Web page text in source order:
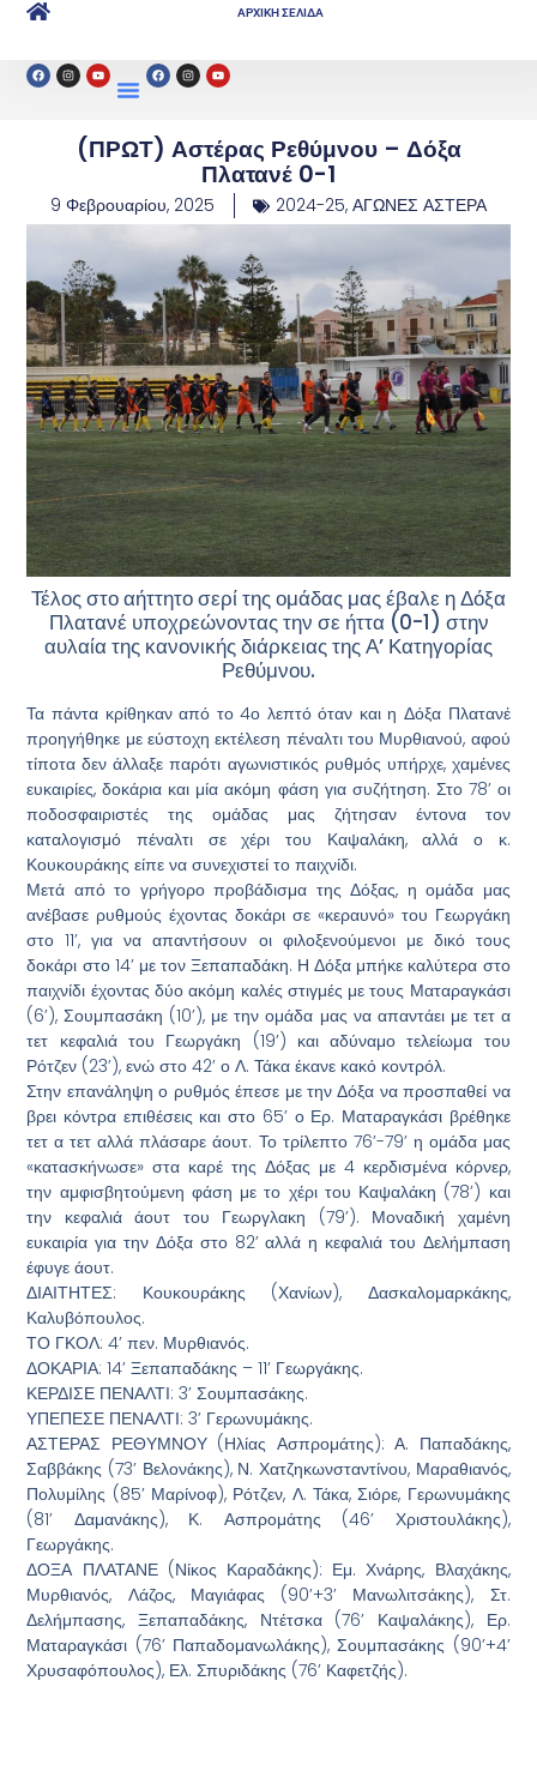
ΑΡΧΙΚΗ ΣΕΛΙΔΑ
(ΠΡΩΤ) Αστέρας Ρεθύμνου – Δόξα
Πλατανέ 0-1
9 Φεβρουαρίου, 2025 2024-25, ΑΓΩΝΕΣ ΑΣΤΕΡΑ
Τέλος στο αήττητο σερί της ομάδας μας έβαλε η Δόξα
Πλατανέ υποχρεώνοντας την σε ήττα (0-1) στην
αυλαία της κανονικής διάρκειας της Α’ Κατηγορίας
Ρεθύμνου.
Τα πάντα κρίθηκαν από το 4ο λεπτό όταν και η Δόξα Πλατανέ
προηγήθηκε με εύστοχη εκτέλεση πέναλτι του Μυρθιανού, αφού
τίποτα δεν άλλαξε παρότι αγωνιστικός ρυθμός υπήρχε, χαμένες
ευκαιρίες, δοκάρια και μία ακόμη φάση για συζήτηση. Στο 78’ οι
ποδοσφαιριστές της ομάδας μας ζήτησαν έντονα τον
καταλογισμό πέναλτι σε χέρι του Καψαλάκη, αλλά ο κ.
Κουκουράκης είπε να συνεχιστεί το παιχνίδι.
Μετά από το γρήγορο προβάδισμα της Δόξας, η ομάδα μας
ανέβασε ρυθμούς έχοντας δοκάρι σε «κεραυνό» του Γεωργάκη
στο 11’, για να απαντήσουν οι φιλοξενούμενοι με δικό τους
δοκάρι στο 14’ με τον Ξεπαπαδάκη. Η Δόξα μπήκε καλύτερα στο
παιχνίδι έχοντας δύο ακόμη καλές στιγμές με τους Ματαραγκάσι
(6’), Σουμπασάκη (10’), με την ομάδα μας να απαντάει με τετ α
τετ κεφαλιά του Γεωργάκη (19’) και αδύναμο τελείωμα του
Ρότζεν (23’), ενώ στο 42’ ο Λ. Τάκα έκανε κακό κοντρόλ.
Στην επανάληψη ο ρυθμός έπεσε με την Δόξα να προσπαθεί να
βρει κόντρα επιθέσεις και στο 65’ ο Ερ. Ματαραγκάσι βρέθηκε
τετ α τετ αλλά πλάσαρε άουτ. Το τρίλεπτο 76’-79’ η ομάδα μας
«κατασκήνωσε» στα καρέ της Δόξας με 4 κερδισμένα κόρνερ,
την αμφισβητούμενη φάση με το χέρι του Καψαλάκη (78’) και
την κεφαλιά άουτ του Γεωργλακη (79’). Μοναδική χαμένη
ευκαιρία για την Δόξα στο 82’ αλλά η κεφαλιά του Δελήμπαση
έφυγε άουτ.
ΔΙΑΙΤΗΤΕΣ: Κουκουράκης (Χανίων), Δασκαλομαρκάκης,
Καλυβόπουλος.
ΤΟ ΓΚΟΛ: 4’ πεν. Μυρθιανός.
ΔΟΚΑΡΙΑ: 14’ Ξεπαπαδάκης – 11’ Γεωργάκης.
ΚΕΡΔΙΣΕ ΠΕΝΑΛΤΙ: 3’ Σουμπασάκης.
ΥΠΕΠΕΣΕ ΠΕΝΑΛΤΙ: 3’ Γερωνυμάκης.
ΑΣΤΕΡΑΣ ΡΕΘΥΜΝΟΥ (Ηλίας Ασπρομάτης): Α. Παπαδάκης,
Σαββάκης (73’ Βελονάκης), Ν. Χατζηκωνσταντίνου, Μαραθιανός,
Πολυμίλης (85’ Μαρίνοφ), Ρότζεν, Λ. Τάκα, Σιόρε, Γερωνυμάκης
(81’ Δαμανάκης), Κ. Ασπρομάτης (46’ Χριστουλάκης),
Γεωργάκης.
ΔΟΞΑ ΠΛΑΤΑΝΕ (Νίκος Καραδάκης): Εμ. Χνάρης, Βλαχάκης,
Μυρθιανός, Λάζος, Μαγιάφας (90’+3’ Μανωλιτσάκης), Στ.
Δελήμπασης, Ξεπαπαδάκης, Ντέτσκα (76’ Καψαλάκης), Ερ.
Ματαραγκάσι (76’ Παπαδομανωλάκης), Σουμπασάκης (90’+4’
Χρυσαφόπουλος), Ελ. Σπυριδάκης (76’ Καφετζής).